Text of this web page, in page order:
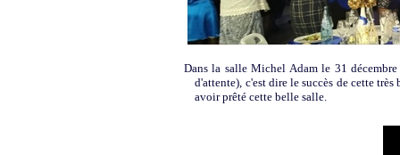
Dans la salle Michel Adam le 31
d'attente), c'est dire le succès de cette
avoir prêté cette belle salle.